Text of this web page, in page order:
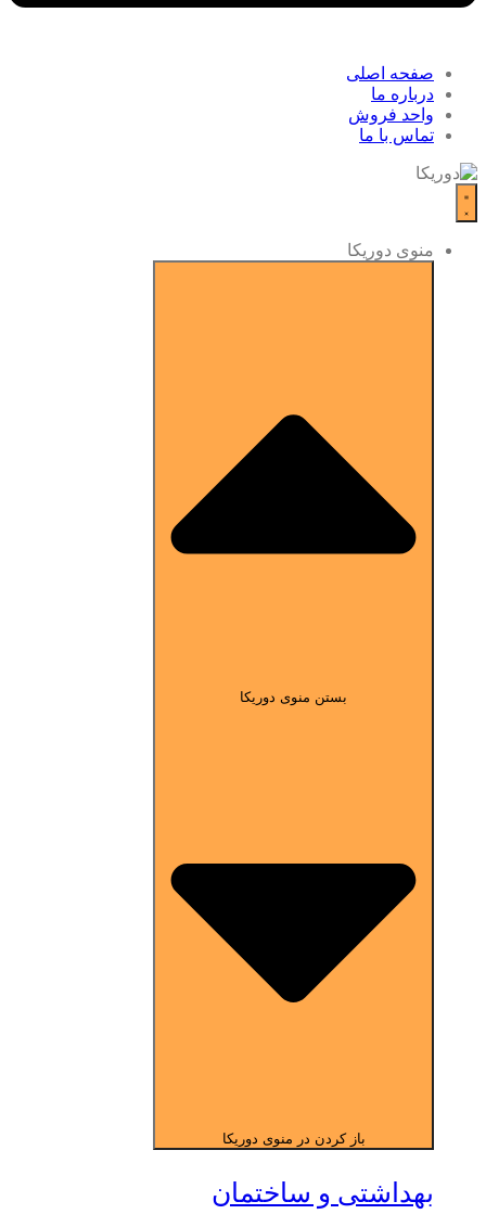
صفحه اصلی
درباره ما
واحد فروش
تماس با ما
منوی دوریکا
بستن منوی دوریکا
باز کردن در منوی دوریکا
بهداشتی و ساختمان